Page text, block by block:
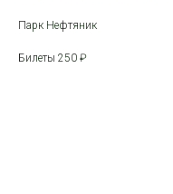
Парк Нефтяник
Билеты 250 ₽